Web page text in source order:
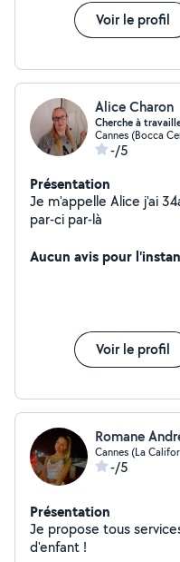
Voir le profil
Alice Charon
Cherche à
Cannes (Bocca
-/5
Présentation
Je m'appelle Alice j'ai
par-ci par-là
Aucun avis pour
Voir le profil
Romane
Cannes (La
-/5
Présentation
Je propose tous
d'enfant !